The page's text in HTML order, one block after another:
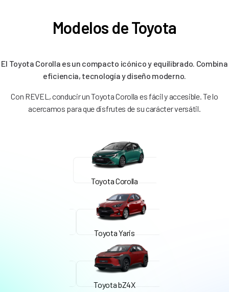
Modelos de Toyota
El Toyota Corolla es un compacto icónico y equilibrado. Combina
eficiencia, tecnología y diseño moderno.
Con REVEL, conducir un Toyota Corolla es fácil y accesible. Te lo
acercamos para que disfrutes de su carácter versátil.
Toyota Corolla
Toyota Yaris
Toyota bZ4X